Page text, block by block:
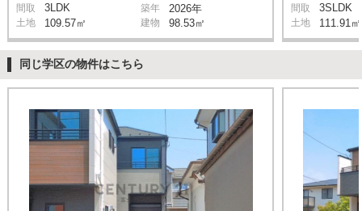
間取 3LDK 築年 2026年
土地 109.57㎡ 建物 98.53㎡
間取 3SLDK
土地 111.91㎡
同じ学区の物件はこちら